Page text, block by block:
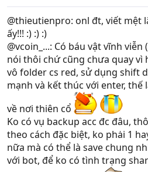
@thieutienpro: onl đt, viết mệt
ấy!!! :) :) :)
@vcoin_...: Có báu vật vĩnh
nói thôi chứ cũng chưa quay vì
vô folder cs red, sử dụng shift
mạnh và kết thúc với enter,
về nơi thiên cổ
Ko có vụ backup acc đc đâu,
theo cách đặc biệt, ko phȧi 1
nữa mà có thể là save chung
với bot, để ko có tình trạng